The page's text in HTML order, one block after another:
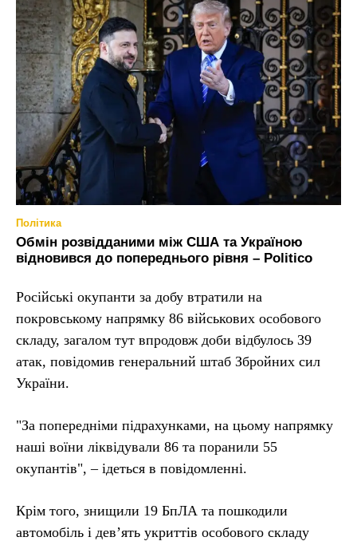
Політика
Обмін розвідданими між США та Україною
відновився до попереднього рівня – Politico
Російські окупанти за добу втратили на
покровському напрямку 86 військових особового
складу, загалом тут впродовж доби відбулось 39
атак, повідомив генеральний штаб Збройних сил
України.
"За попередніми підрахунками, на цьому напрямку
наші воїни ліквідували 86 та поранили 55
окупантів", – ідеться в повідомленні.
Крім того, знищили 19 БпЛА та пошкодили
автомобіль і дев’ять укриттів особового складу